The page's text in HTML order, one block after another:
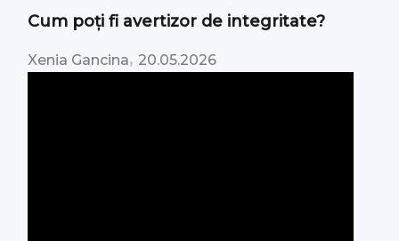
Cum poți fi avertizor de integritate?
Xenia Gancina, 20.05.2026